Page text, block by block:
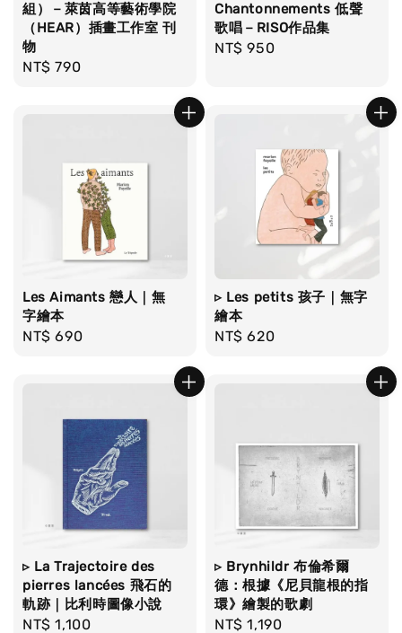
組）－萊茵高等藝術學院
（HEAR）插畫工作室 刊
物
Regular
NT$ 790
Chantonnements 低聲
歌唱－RISO作品集
Regular
NT$ 950
Les Aimants 戀人｜無
字繪本
Regular
NT$ 690
▹ Les petits 孩子｜無字
繪本
Regular
NT$ 620
▹ La Trajectoire des
pierres lancées 飛石的
軌跡｜比利時圖像小說
Regular
NT$ 1,100
▹ Brynhildr 布倫希爾
德：根據《尼貝龍根的指
環》繪製的歌劇
Regular
NT$ 1,190